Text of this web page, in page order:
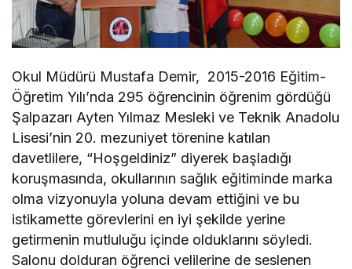
Okul Müdürü Mustafa Demir, 2015-2016 Eğitim-
Öğretim Yılı’nda 295 öğrencinin öğrenim gördüğü
Şalpazarı Ayten Yılmaz Mesleki ve Teknik Anadolu
Lisesi’nin 20. mezuniyet törenine katılan
davetlilere, “Hoşgeldiniz” diyerek başladığı
koruşmasında, okullarının sağlık eğitiminde marka
olma vizyonuyla yoluna devam ettiğini ve bu
istikamette görevlerini en iyi şekilde yerine
getirmenin mutluluğu içinde olduklarını söyledi.
Salonu dolduran öğrenci velilerine de seslenen